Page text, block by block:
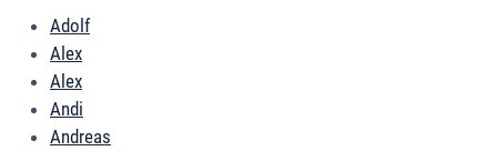
Adolf
Alex
Alex
Andi
Andreas